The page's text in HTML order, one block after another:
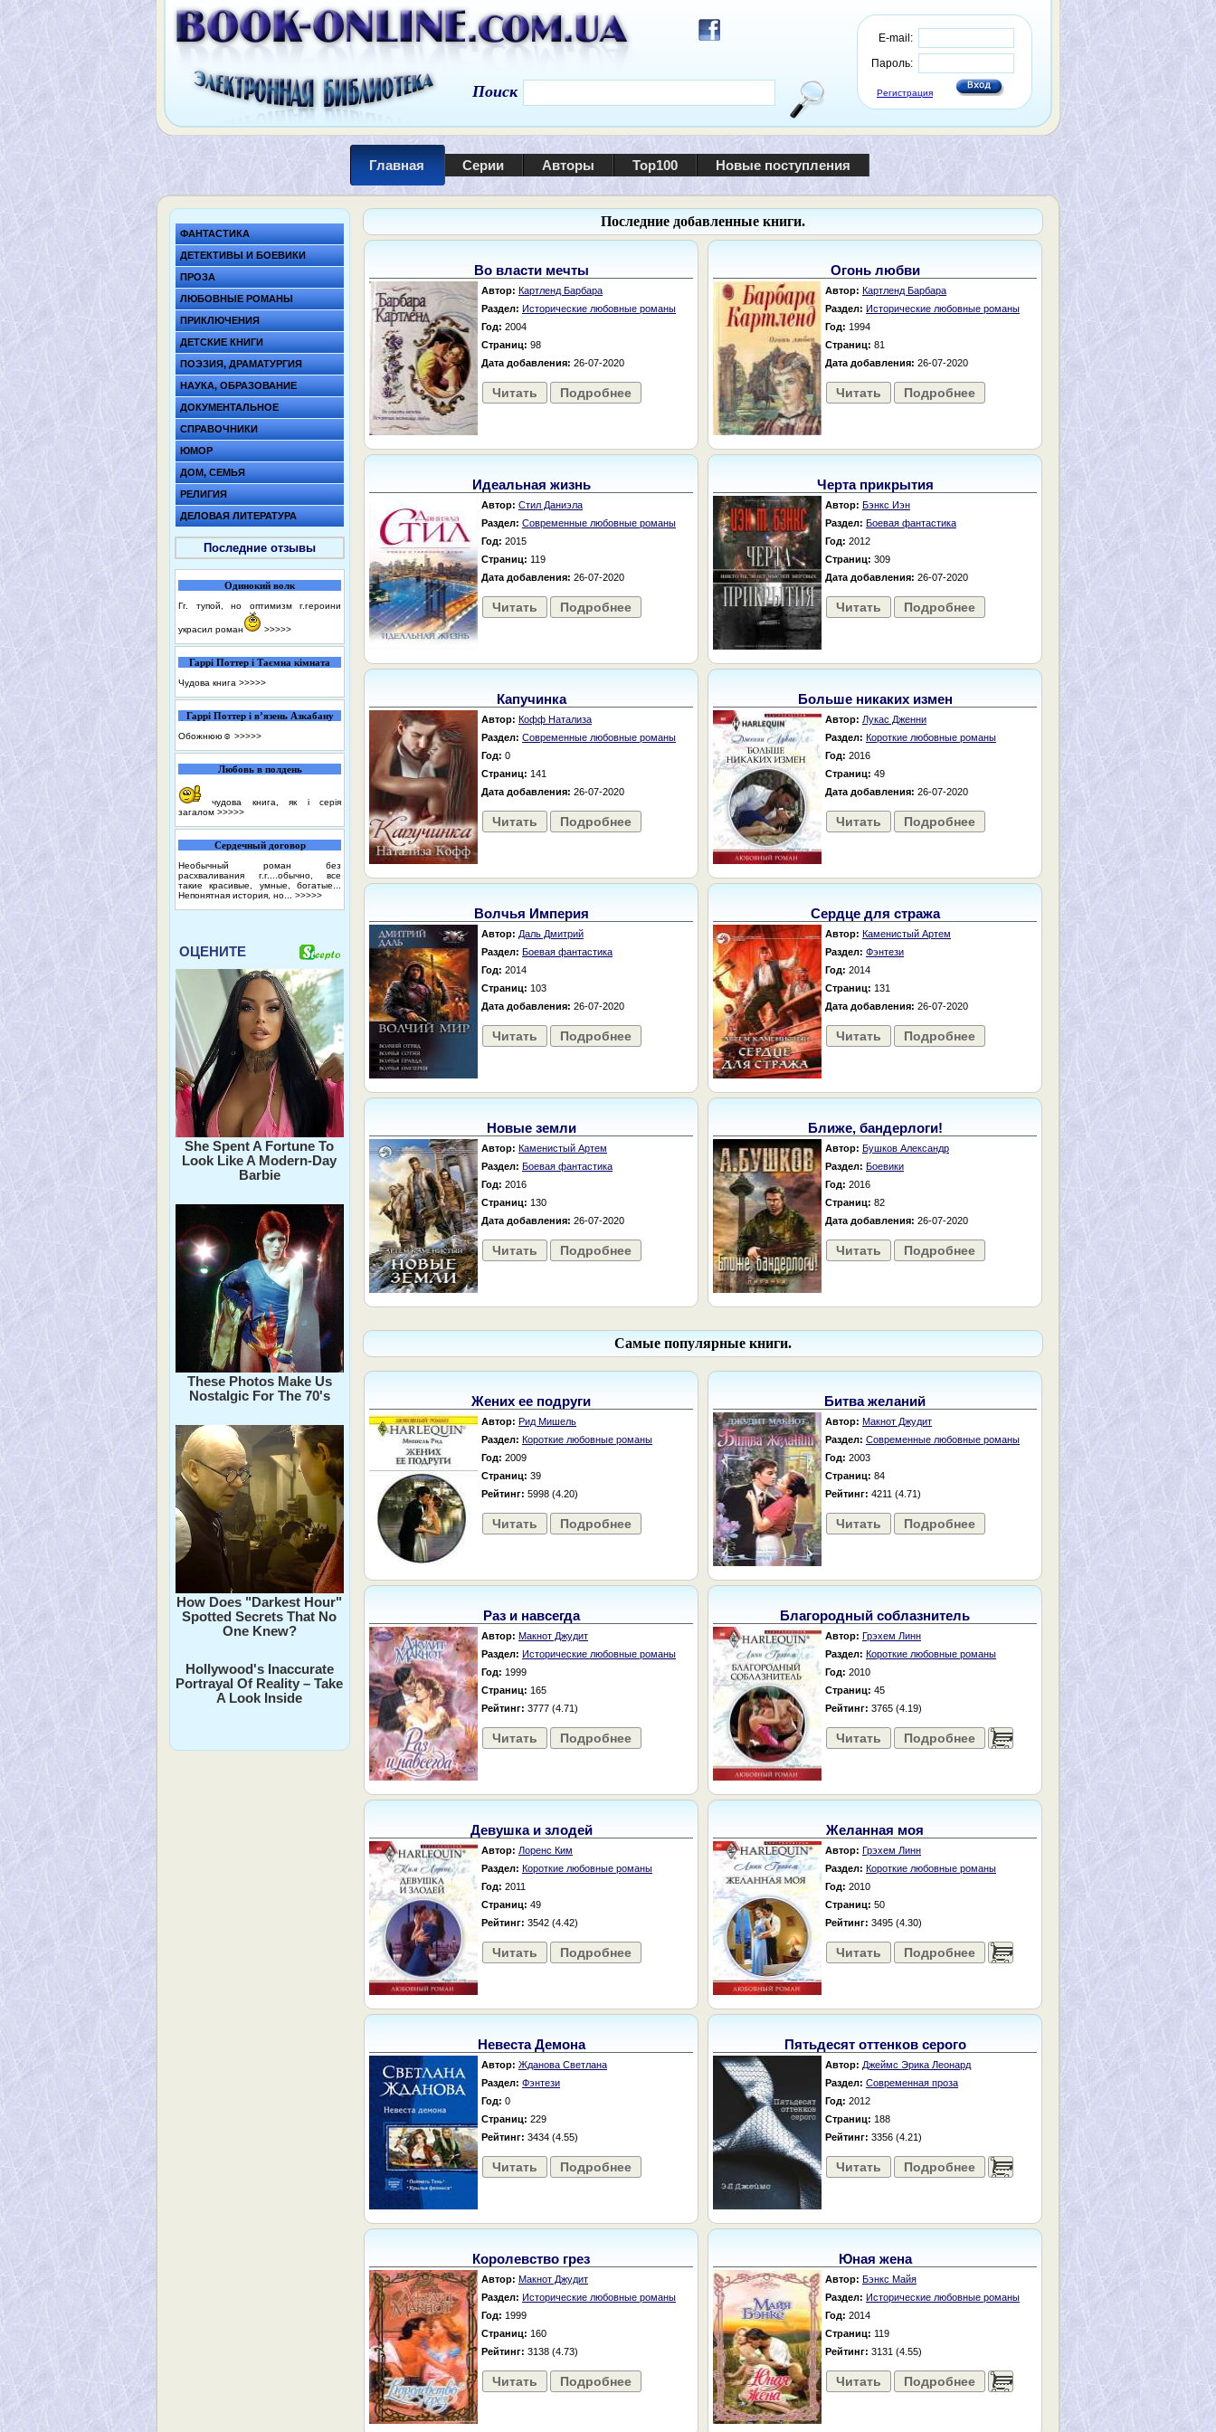
E-mail:
Пароль:
Регистрация
Поиск
Главная Серии Авторы Top100 Новые поступления
ФАНТАСТИКА
ДЕТЕКТИВЫ И БОЕВИКИ
ПРОЗА
ЛЮБОВНЫЕ РОМАНЫ
ПРИКЛЮЧЕНИЯ
ДЕТСКИЕ КНИГИ
ПОЭЗИЯ, ДРАМАТУРГИЯ
НАУКА, ОБРАЗОВАНИЕ
ДОКУМЕНТАЛЬНОЕ
СПРАВОЧНИКИ
ЮМОР
ДОМ, СЕМЬЯ
РЕЛИГИЯ
ДЕЛОВАЯ ЛИТЕРАТУРА
Последние отзывы
Одинокий волк
Гг. тупой, но оптимизм г.героини
украсил роман >>>>>
Гаррі Поттер і Таємна кімната
Чудова книга >>>>>
Гаррі Поттер і в’язень Азкабану
Обожнюю☺️ >>>>>
Любовь в полдень
чудова книга, як і серія
загалом >>>>>
Сердечный договор
Необычный роман без
расхваливания г.г....обычно, все
такие красивые, умные, богатые...
Непонятная история, но... >>>>>
ОЦЕНИТЕ
She Spent A Fortune To
Look Like A Modern-Day
Barbie
These Photos Make Us
Nostalgic For The 70's
How Does "Darkest Hour"
Spotted Secrets That No
One Knew?
Hollywood's Inaccurate
Portrayal Of Reality – Take
A Look Inside
Последние добавленные книги.
Во власти мечты
Автор: Картленд Барбара
Раздел: Исторические любовные романы
Год: 2004
Страниц: 98
Дата добавления: 26-07-2020
Читать Подробнее
Огонь любви
Автор: Картленд Барбара
Раздел: Исторические любовные романы
Год: 1994
Страниц: 81
Дата добавления: 26-07-2020
Читать Подробнее
Идеальная жизнь
Автор: Стил Даниэла
Раздел: Современные любовные романы
Год: 2015
Страниц: 119
Дата добавления: 26-07-2020
Читать Подробнее
Черта прикрытия
Автор: Бэнкс Иэн
Раздел: Боевая фантастика
Год: 2012
Страниц: 309
Дата добавления: 26-07-2020
Читать Подробнее
Капучинка
Автор: Кофф Натализа
Раздел: Современные любовные романы
Год: 0
Страниц: 141
Дата добавления: 26-07-2020
Читать Подробнее
Больше никаких измен
Автор: Лукас Дженни
Раздел: Короткие любовные романы
Год: 2016
Страниц: 49
Дата добавления: 26-07-2020
Читать Подробнее
Волчья Империя
Автор: Даль Дмитрий
Раздел: Боевая фантастика
Год: 2014
Страниц: 103
Дата добавления: 26-07-2020
Читать Подробнее
Сердце для стража
Автор: Каменистый Артем
Раздел: Фэнтези
Год: 2014
Страниц: 131
Дата добавления: 26-07-2020
Читать Подробнее
Новые земли
Автор: Каменистый Артем
Раздел: Боевая фантастика
Год: 2016
Страниц: 130
Дата добавления: 26-07-2020
Читать Подробнее
Ближе, бандерлоги!
Автор: Бушков Александр
Раздел: Боевики
Год: 2016
Страниц: 82
Дата добавления: 26-07-2020
Читать Подробнее
Самые популярные книги.
Жених ее подруги
Автор: Рид Мишель
Раздел: Короткие любовные романы
Год: 2009
Страниц: 39
Рейтинг: 5998 (4.20)
Читать Подробнее
Битва желаний
Автор: Макнот Джудит
Раздел: Современные любовные романы
Год: 2003
Страниц: 84
Рейтинг: 4211 (4.71)
Читать Подробнее
Раз и навсегда
Автор: Макнот Джудит
Раздел: Исторические любовные романы
Год: 1999
Страниц: 165
Рейтинг: 3777 (4.71)
Читать Подробнее
Благородный соблазнитель
Автор: Грэхем Линн
Раздел: Короткие любовные романы
Год: 2010
Страниц: 45
Рейтинг: 3765 (4.19)
Читать Подробнее ......
Девушка и злодей
Автор: Лоренс Ким
Раздел: Короткие любовные романы
Год: 2011
Страниц: 49
Рейтинг: 3542 (4.42)
Читать Подробнее
Желанная моя
Автор: Грэхем Линн
Раздел: Короткие любовные романы
Год: 2010
Страниц: 50
Рейтинг: 3495 (4.30)
Читать Подробнее ......
Невеста Демона
Автор: Жданова Светлана
Раздел: Фэнтези
Год: 0
Страниц: 229
Рейтинг: 3434 (4.55)
Читать Подробнее
Пятьдесят оттенков серого
Автор: Джеймс Эрика Леонард
Раздел: Современная проза
Год: 2012
Страниц: 188
Рейтинг: 3356 (4.21)
Читать Подробнее ......
Королевство грез
Автор: Макнот Джудит
Раздел: Исторические любовные романы
Год: 1999
Страниц: 160
Рейтинг: 3138 (4.73)
Читать Подробнее
Юная жена
Автор: Бэнкс Майя
Раздел: Исторические любовные романы
Год: 2014
Страниц: 119
Рейтинг: 3131 (4.55)
Читать Подробнее ......